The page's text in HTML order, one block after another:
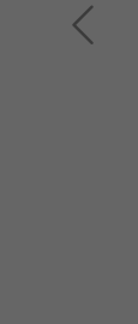
Indietro